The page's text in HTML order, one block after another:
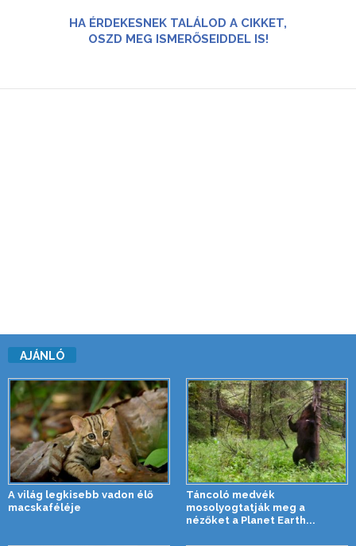
HA ÉRDEKESNEK TALÁLOD A CIKKET,
OSZD MEG ISMERŐSEIDDEL IS!
AJÁNLÓ
A világ legkisebb vadon élő
macskaféléje
Táncoló medvék
mosolyogtatják meg a
nézőket a Planet Earth...